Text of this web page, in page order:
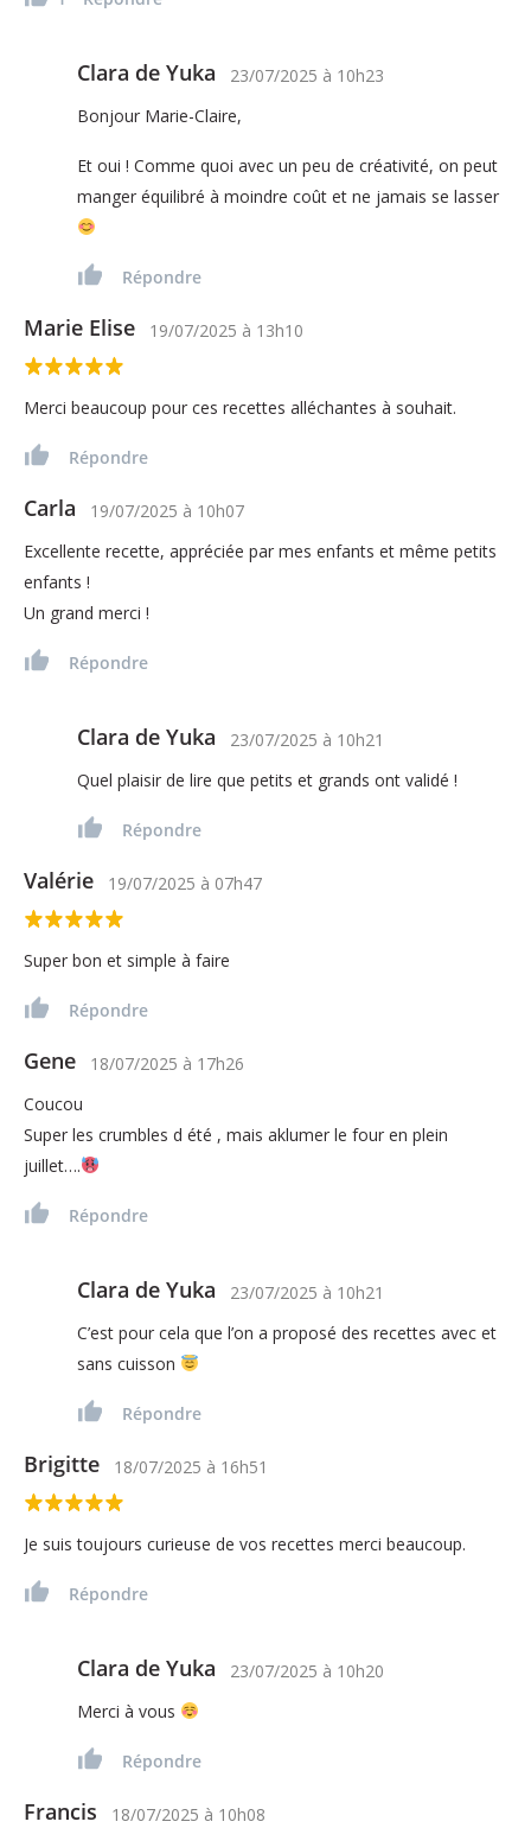
Clara de Yuka 23/07/2025 à 10h23
Bonjour Marie-Claire,
Et oui ! Comme quoi avec un peu de créativité, on peut
manger équilibré à moindre coût et ne jamais se lasser
Répondre
Marie Elise 19/07/2025 à 13h10
Merci beaucoup pour ces recettes alléchantes à souhait.
Répondre
Carla 19/07/2025 à 10h07
Excellente recette, appréciée par mes enfants et même petits
enfants !
Un grand merci !
Répondre
Clara de Yuka 23/07/2025 à 10h21
Quel plaisir de lire que petits et grands ont validé !
Répondre
Valérie 19/07/2025 à 07h47
Super bon et simple à faire
Répondre
Gene 18/07/2025 à 17h26
Coucou
Super les crumbles d été , mais aklumer le four en plein
juillet….
Répondre
Clara de Yuka 23/07/2025 à 10h21
C’est pour cela que l’on a proposé des recettes avec et
sans cuisson
Répondre
Brigitte 18/07/2025 à 16h51
Je suis toujours curieuse de vos recettes merci beaucoup.
Répondre
Clara de Yuka 23/07/2025 à 10h20
Merci à vous
Répondre
Francis 18/07/2025 à 10h08